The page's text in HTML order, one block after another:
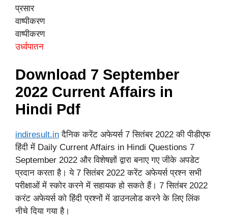
प्रसार
वाष्पीकरण
वाष्पीकरण
उर्ध्वपातन
Download 7 September
2022 Current Affairs in
Hindi Pdf
indiresult.in दैनिक करेंट अफेयर्स 7 सितंबर 2022 की पीडीएफ
हिंदी में Daily Current Affairs in Hindi Questions 7
September 2022 और विशेषज्ञों द्वारा बनाए गए जीके अपडेट
प्रदान करता है। ये 7 सितंबर 2022 करेंट अफेयर्स प्रश्न सभी
परीक्षाओं में स्कोर करने में सहायक हो सकते हैं। 7 सितंबर 2022
करंट अफेयर्स को हिंदी प्रश्नों में डाउनलोड करने के लिए लिंक
नीचे दिया गया है।